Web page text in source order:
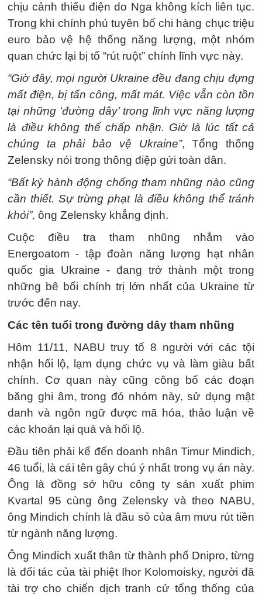
chịu cảnh thiếu điện do Nga không kích liên tục.
Trong khi chính phủ tuyên bố chi hàng chục triệu
euro bảo vệ hệ thống năng lượng, một nhóm
quan chức lại bị tố “rút ruột” chính lĩnh vực này.
“Giờ đây, mọi người Ukraine đều đang chịu đựng
mất điện, bị tấn công, mất mát. Việc vẫn còn tồn
tại những ‘đường dây’ trong lĩnh vực năng lượng
là điều không thể chấp nhận. Giờ là lúc tất cả
chúng ta phải bảo vệ Ukraine”, Tổng thống
Zelensky nói trong thông điệp gửi toàn dân.
“Bất kỳ hành động chống tham nhũng nào cũng
cần thiết. Sự trừng phạt là điều không thể tránh
khỏi”, ông Zelensky khẳng định.
Cuộc điều tra tham nhũng nhắm vào
Energoatom - tập đoàn năng lượng hạt nhân
quốc gia Ukraine - đang trở thành một trong
những bê bối chính trị lớn nhất của Ukraine từ
trước đến nay.
Các tên tuổi trong đường dây tham nhũng
Hôm 11/11, NABU truy tố 8 người với các tội
nhận hối lộ, lạm dụng chức vụ và làm giàu bất
chính. Cơ quan này cũng công bố các đoạn
băng ghi âm, trong đó nhóm này, sử dụng mật
danh và ngôn ngữ được mã hóa, thảo luận về
các khoản lại quả và hối lộ.
Đầu tiên phải kể đến doanh nhân Timur Mindich,
46 tuổi, là cái tên gây chú ý nhất trong vụ án này.
Ông là đồng sở hữu công ty sản xuất phim
Kvartal 95 cùng ông Zelensky và theo NABU,
ông Mindich chính là đầu sỏ của âm mưu rút tiền
từ ngành năng lượng.
Ông Mindich xuất thân từ thành phố Dnipro, từng
là đối tác của tài phiệt Ihor Kolomoisky, người đã
tài trợ cho chiến dịch tranh cử tổng thống của